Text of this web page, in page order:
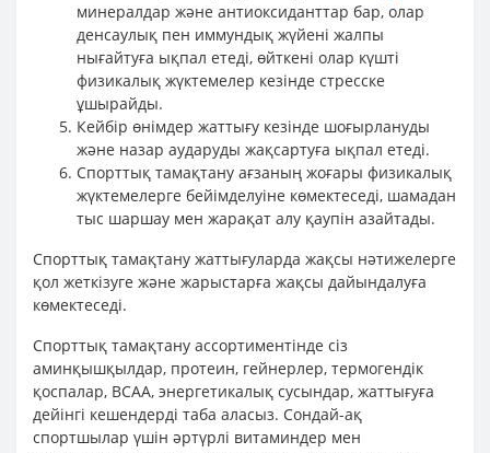
минералдар және антиоксиданттар бар, олар
денсаулық пен иммундық жүйені жалпы
нығайтуға ықпал етеді, өйткені олар күшті
физикалық жүктемелер кезінде стресске
ұшырайды.
Кейбір өнімдер жаттығу кезінде шоғырлануды
және назар аударуды жақсартуға ықпал етеді.
Спорттық тамақтану ағзаның жоғары физикалық
жүктемелерге бейімделуіне көмектеседі, шамадан
тыс шаршау мен жарақат алу қаупін азайтады.
Спорттық тамақтану жаттығуларда жақсы нәтижелерге
қол жеткізуге және жарыстарға жақсы дайындалуға
көмектеседі.
Спорттық тамақтану ассортиментінде сіз
аминқышқылдар, протеин, гейнерлер, термогендік
қоспалар, ВСАА, энергетикалық сусындар, жаттығуға
дейінгі кешендерді таба аласыз. Сондай-ақ
спортшылар үшін әртүрлі витаминдер мен